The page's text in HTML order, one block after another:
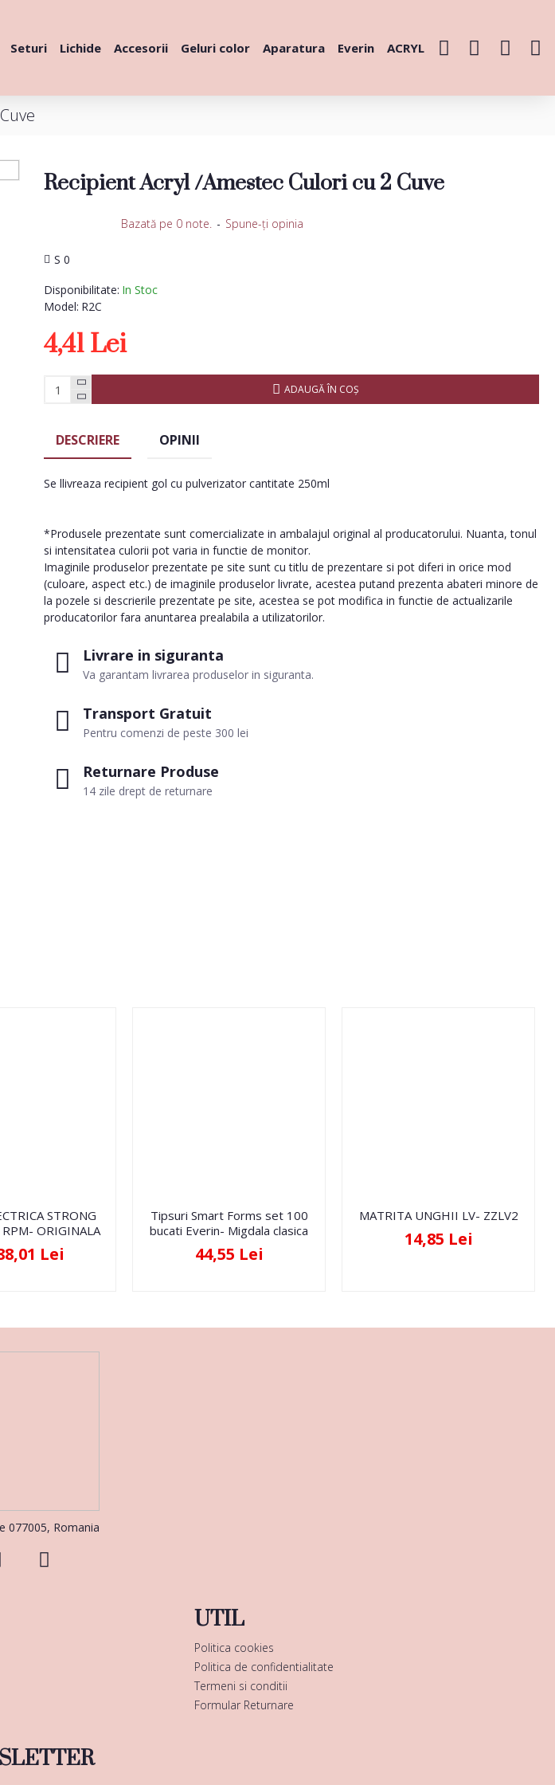
Seturi Lichide Accesorii Geluri color Aparatura Everin ACRYL
Recipient Acryl /Amestec Culori cu 2 Cuve
Disponibilitate: In Stoc
Model: R2C
S 0
Bazată pe 0 note. - Spune-ţi opinia
4,41 Lei
ADAUGĂ ÎN COŞ
Livrare in siguranta
Va garantam livrarea produselor in siguranta.
Transport Gratuit
Pentru comenzi de peste 300 lei
Returnare Produse
14 zile drept de returnare
DESCRIERE OPINII
Se llivreaza recipient gol cu pulverizator cantitate 250ml
*Produsele prezentate sunt comercializate in ambalajul original al producatorului. Nuanta, tonul
si intensitatea culorii pot varia in functie de monitor.
Imaginile produselor prezentate pe site sunt cu titlu de prezentare si pot diferi in orice mod
(culoare, aspect etc.) de imaginile produselor livrate, acestea putand prezenta abateri minore de
la pozele si descrierile prezentate pe site, acestea se pot modifica in functie de actualizarile
producatorilor fara anuntarea prealabila a utilizatorilor.
STRONG
ORIGINALA
Lei
Tipsuri Smart Forms set 100
bucati Everin- Migdala clasica
44,55 Lei
MATRITA UNGHII LV- ZZLV2
14,85 Lei
077005, Romania
UTIL
Politica cookies
Politica de confidentialitate
Termeni si conditii
Formular Returnare